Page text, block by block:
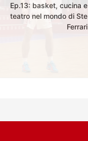
Ep.13: basket, cucina e
teatro nel mondo di Ste
Ferrari